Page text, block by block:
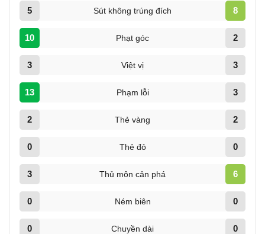
5 Sút không trúng đích 8
10 Phạt góc 2
3 Việt vị 3
13 Phạm lỗi 3
2 Thẻ vàng 2
0 Thẻ đỏ 0
3 Thủ môn cản phá 6
0 Ném biên 0
0 Chuyền dài 0